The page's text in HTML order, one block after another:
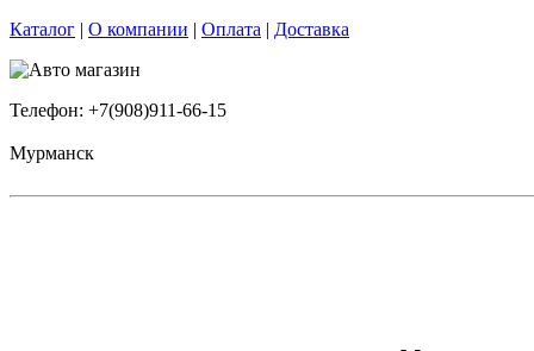
Каталог | О компании | Оплата | Доставка
Телефон: +7(908)911-66-15
Мурманск